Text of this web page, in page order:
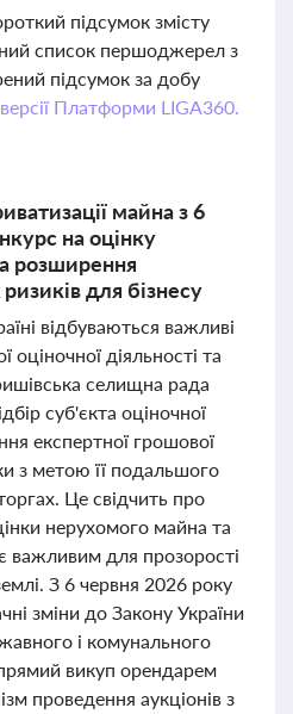
підсумок змісту
список першоджерел з
підсумок за добу
Платформи LIGA360.
майна з 6
на оцінку
розширення
для бізнесу
відбуваються важливі
оціночної діяльності та
селищна рада
суб'єкта оціночної
експертної грошової
з метою її подальшого
Це свідчить про
нерухомого майна та
важливим для прозорості
З 6 червня 2026 року
зміни до Закону України
і комунального
викуп орендарем
проведення аукціонів з